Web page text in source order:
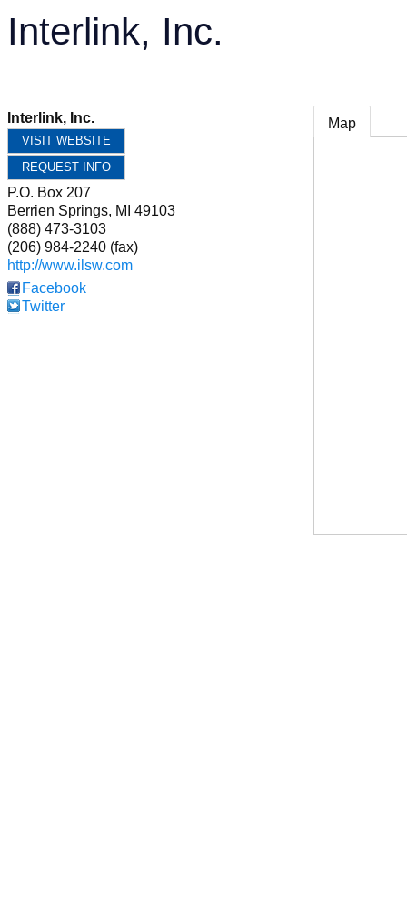
Interlink, Inc.
Interlink, Inc.
VISIT WEBSITE
REQUEST INFO
P.O. Box 207
Berrien Springs, MI 49103
(888) 473-3103
(206) 984-2240 (fax)
http://www.ilsw.com
Facebook
Twitter
Map